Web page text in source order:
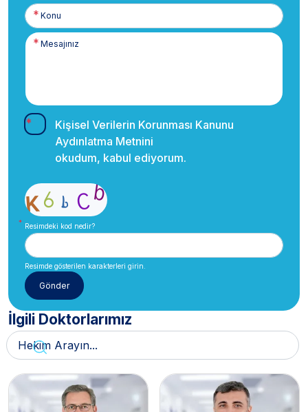
Kişisel Verilerin Korunması Kanunu
Aydınlatma Metnini
okudum, kabul ediyorum.
Resimdeki kod nedir?
Resimde gösterilen karakterleri girin.
İlgili Doktorlarımız